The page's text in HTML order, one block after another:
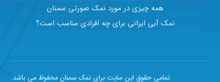
همه چیزی در مورد نمک صورتی سمنان
نمک آبی ایرانی برای چه افرادی مناسب است؟
تمامی حقوق این سایت برای نمک سمنان محفوظ می باشد.